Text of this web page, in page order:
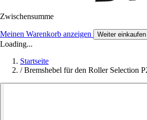
Zwischensumme
Meinen Warenkorb anzeigen Weiter einkaufen
Loading...
Startseite
/ Bremshebel für den Roller Selection